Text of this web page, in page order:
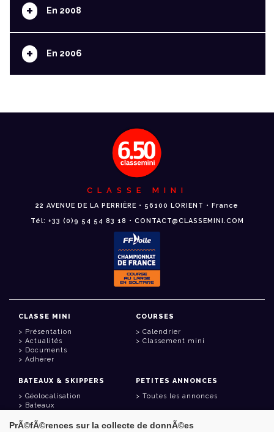
+ En 2008
+ En 2006
CLASSE MINI
22 AVENUE DE LA PERRIÈRE • 56100 LORIENT • France
Tél: +33 (0)9 54 54 83 18 • CONTACT@CLASSEMINI.COM
CLASSE MINI
Présentation
Actualités
Documents
Adhérer
COURSES
Calendrier
Classement mini
BATEAUX & SKIPPERS
Géolocalisation
Bateaux
PETITES ANNONCES
Toutes les annonces
PrÃ©fÃ©rences sur la collecte de donnÃ©es